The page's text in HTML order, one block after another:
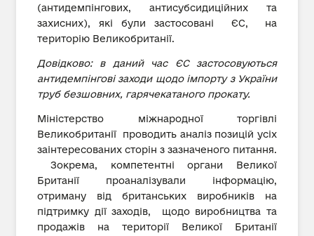
(антидемпінгових, антисубсидиційних та
захисних), які були застосовані ЄС, на
територію Великобританії.
Довідково: в даний час ЄС застосовуються
антидемпінгові заходи щодо імпорту з України
труб безшовних, гарячекатаного прокату.
Міністерство міжнародної торгівлі
Великобританії проводить аналіз позицій усіх
заінтересованих сторін з зазначеного питання.
Зокрема, компетентні органи Великої
Британії проаналізували інформацію,
отриману від британських виробників на
підтримку дії заходів, щодо виробництва та
продажів на території Великої Британії